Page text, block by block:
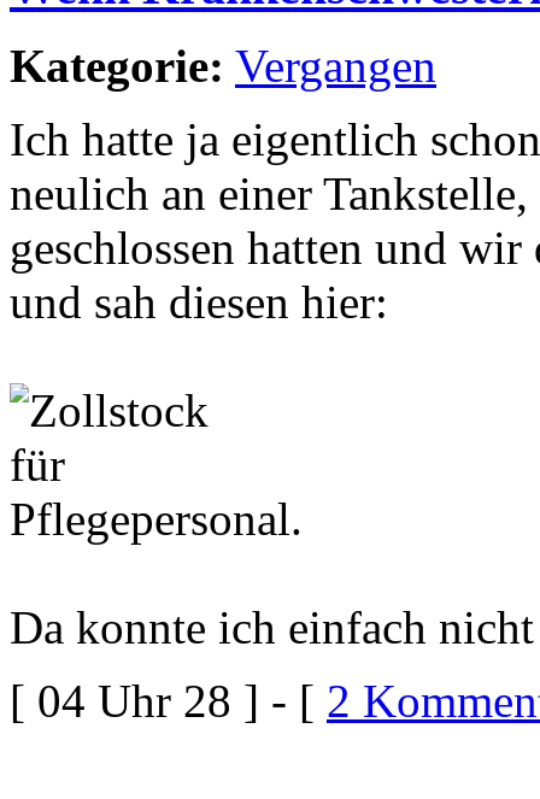
Kategorie: Vergangen
Ich hatte ja eigentlich
neulich an einer
geschlossen hatten und
und sah diesen hier:
Da konnte ich einfach
[ 04 Uhr 28 ] - [ 2